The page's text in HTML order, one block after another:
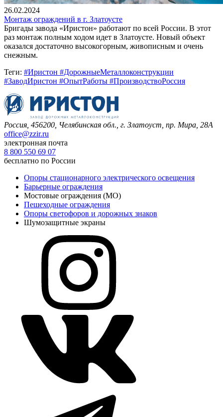
26.02.2024
Монтаж ограждений в г. Златоусте
Бригады завода «Иристон» работают по всей России. В этот
раз монтаж полным ходом идет в Златоусте. Новый объект
оказался достаточно высокогорным, живописным и очень
снежным.
Теги: #Иристон #ДорожныеМеталлоконструкции
#ЗаводИристон #ОпытРаботы #ПроизводствоРоссия
Россия, 456200, Челябинская обл., г. Златоуст, пр. Мира, 28А
office@zzir.ru
электронная почта
8 800 550 69 07
бесплатно по России
Опоры стационарного электрического освещения
Барьерные ограждения
Мостовые ограждения (МО)
Пешеходные ограждения
Опоры светофоров и дорожных знаков
Шумозащитные экраны